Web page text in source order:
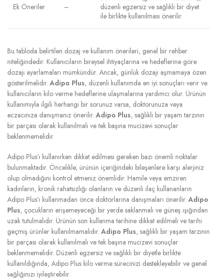
Ek Öneriler –
düzenli egzersiz ve sağlıklı bir diyet
ile birlikte kullanılması önerilir.
Bu tabloda belirtilen dozaj ve kullanım önerileri, genel bir rehber
niteliğindedir. Kullanıcıların bireysel ihtiyaçlarına ve hedeflerine göre
dozajı ayarlamaları mümkündür. Ancak, günlük dozajı aşmamaya özen
gösterilmelidir.Adipo Plus, düzenli kullanımda en iyi sonuçları verir ve
kullanıcıların kilo verme hedeflerine ulaşmalarına yardımcı olur. Ürünün
kullanımıyla ilgili herhangi bir sorunuz varsa, doktorunuza veya
eczacınıza danışmanız önerilir.Adipo Plus, sağlıklı bir yaşam tarzının
bir parçası olarak kullanılmalı ve tek başına mucizevi sonuçlar
beklenmemelidir.
Adipo Plus’ı kullanırken dikkat edilmesi gereken bazı önemli noktalar
bulunmaktadır. Öncelikle, ürünün içeriğindeki bileşenlere karşı alerjiniz
olup olmadığını kontrol etmeniz önemlidir. Hamile veya emziren
kadınların, kronik rahatsızlığı olanların ve düzenli ilaç kullananların
Adipo Plus’ı kullanmadan önce doktorlarına danışmaları önerilir.Adipo
Plus, çocukların erişemeyeceği bir yerde saklanmalı ve güneş ışığından
uzak tutulmalıdır. Ürünün son kullanma tarihine dikkat edilmeli ve tarihi
geçmiş ürünler kullanılmamalıdır.Adipo Plus, sağlıklı bir yaşam tarzının
bir parçası olarak kullanılmalı ve tek başına mucizevi sonuçlar
beklenmemelidir. Düzenli egzersiz ve sağlıklı bir diyetle birlikte
kullanıldığında, Adipo Plus kilo verme sürecinizi destekleyebilir ve genel
sağlığınızı iyileştirebilir.